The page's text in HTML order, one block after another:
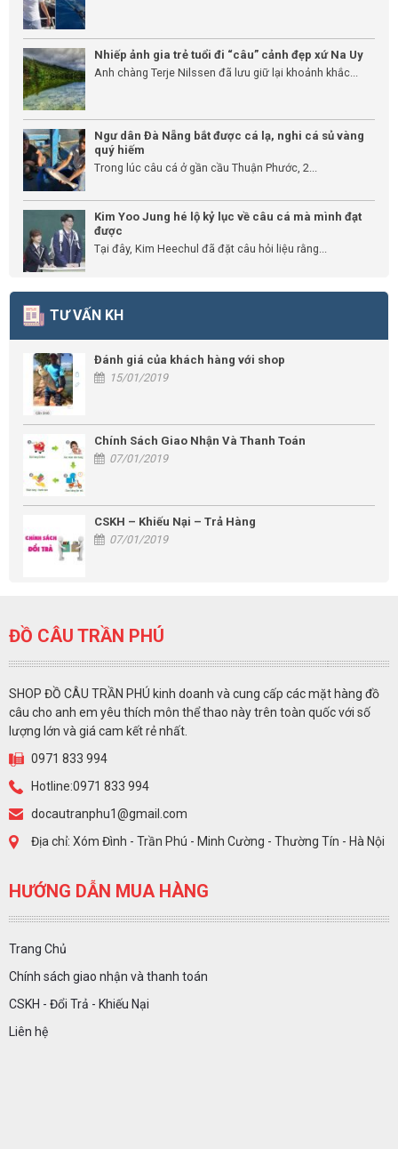
Nhiếp ảnh gia trẻ tuổi đi “câu” cảnh đẹp xứ Na Uy
Anh chàng Terje Nilssen đã lưu giữ lại khoảnh khắc...
Ngư dân Đà Nẵng bắt được cá lạ, nghi cá sủ vàng
quý hiếm
Trong lúc câu cá ở gần cầu Thuận Phước, 2...
Kim Yoo Jung hé lộ kỷ lục về câu cá mà mình đạt
được
Tại đây, Kim Heechul đã đặt câu hỏi liệu rằng...
TƯ VẤN KH
Đánh giá của khách hàng với shop
15/01/2019
Chính Sách Giao Nhận Và Thanh Toán
07/01/2019
CSKH – Khiếu Nại – Trả Hàng
07/01/2019
ĐỒ CÂU TRẦN PHÚ
SHOP ĐỒ CÂU TRẦN PHÚ kinh doanh và cung cấp các mặt hàng đồ
câu cho anh em yêu thích môn thể thao này trên toàn quốc với số
lượng lớn và giá cam kết rẻ nhất.
0971 833 994
Hotline:0971 833 994
docautranphu1@gmail.com
Địa chỉ: Xóm Đình - Trần Phú - Minh Cường - Thường Tín - Hà Nội
HƯỚNG DẪN MUA HÀNG
Trang Chủ
Chính sách giao nhận và thanh toán
CSKH - Đổi Trả - Khiếu Nại
Liên hệ